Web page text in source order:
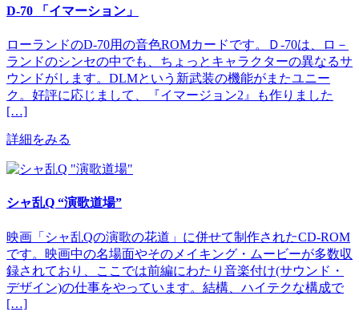
D-70 「イマーション」
ローランドのD-70用の音色ROMカードです。Ｄ-70は、ロ－
ランドのシンセの中でも、ちょっとキャラクターの異なるサ
ウンドがします。DLMという新武装の機能がまたユニー
ク。好評に応じまして、『イマージョン2』も作りました
[…]
詳細をみる
シャ乱Q “演歌道場”
映画「シャ乱Qの演歌の花道」に併せて制作されたCD-ROM
です。映画中の名場面やそのメイキング・ムービーが多数収
録されており、ここでは前編にわたり音楽付け(サウンド・
デザイン)の仕事をやっています。結構、ハイテクな構成で
[…]